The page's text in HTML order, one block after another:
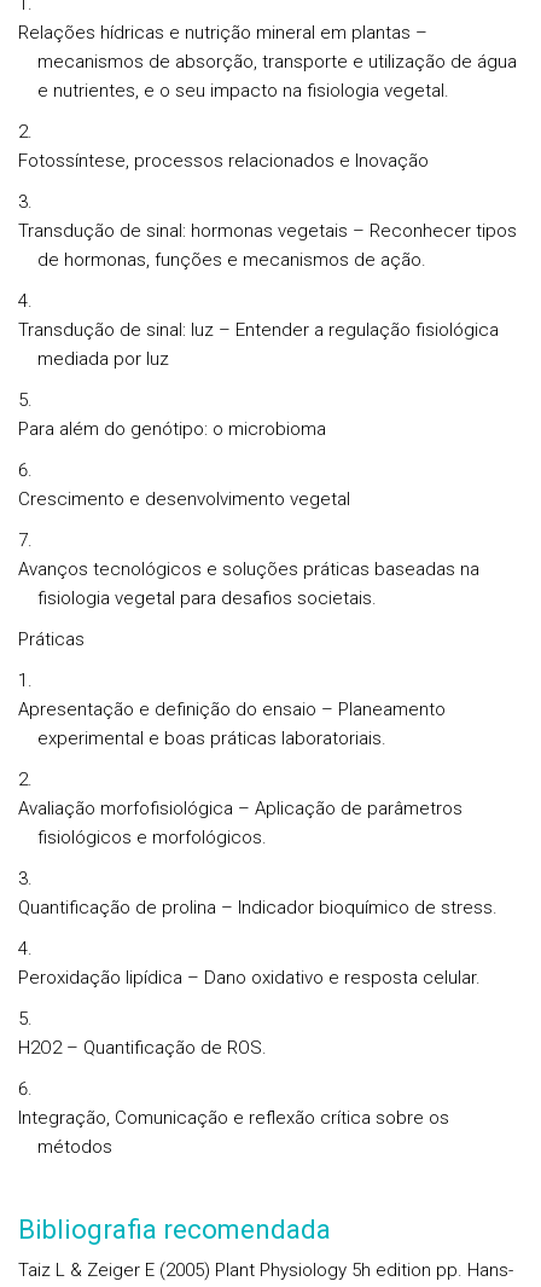
Relações hídricas e nutrição mineral em plantas –
mecanismos de absorção, transporte e utilização de água
e nutrientes, e o seu impacto na fisiologia vegetal.
Fotossíntese, processos relacionados e Inovação
Transdução de sinal: hormonas vegetais – Reconhecer tipos
de hormonas, funções e mecanismos de ação.
Transdução de sinal: luz – Entender a regulação fisiológica
mediada por luz
Para além do genótipo: o microbioma
Crescimento e desenvolvimento vegetal
Avanços tecnológicos e soluções práticas baseadas na
fisiologia vegetal para desafios societais.
Práticas
Apresentação e definição do ensaio – Planeamento
experimental e boas práticas laboratoriais.
Avaliação morfofisiológica – Aplicação de parâmetros
fisiológicos e morfológicos.
Quantificação de prolina – Indicador bioquímico de stress.
Peroxidação lipídica – Dano oxidativo e resposta celular.
H2O2 – Quantificação de ROS.
Integração, Comunicação e reflexão crítica sobre os
métodos
Bibliografia recomendada
Taiz L & Zeiger E (2005) Plant Physiology 5h edition pp. Hans-